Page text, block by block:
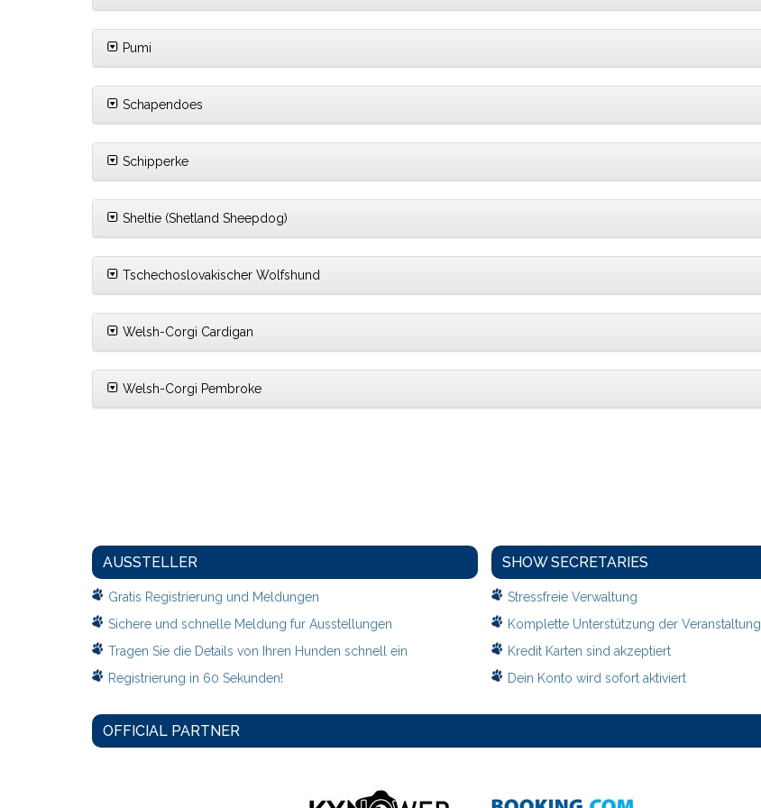
Pumi
Schapendoes
Schipperke
Sheltie (Shetland Sheepdog)
Tschechoslovakischer Wolfshund
Welsh-Corgi Cardigan
Welsh-Corgi Pembroke
AUSSTELLER
Gratis Registrierung und Meldungen
Sichere und schnelle Meldung fur Ausstellungen
Tragen Sie die Details von Ihren Hunden schnell ein
Registrierung in 60 Sekunden!
SHOW SECRETARIES
Stressfreie Verwaltung
Komplette Unterstützung der Veranstaltung
Kredit Karten sind akzeptiert
Dein Konto wird sofort aktiviert
OFFICIAL PARTNER